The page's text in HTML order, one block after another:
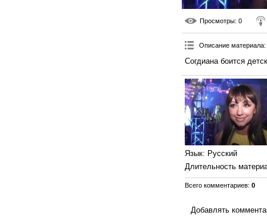
Просмотры: 0
Описание материала:
Согдиана боится
Язык: Русский
Длительность
Всего комментариев: 0
Добавлять